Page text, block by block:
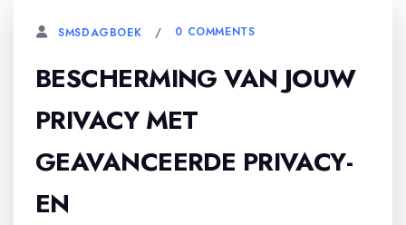
SMSDAGBOEK 0 COMMENTS
BESCHERMING VAN JOUW
PRIVACY MET
GEAVANCEERDE PRIVACY-
EN